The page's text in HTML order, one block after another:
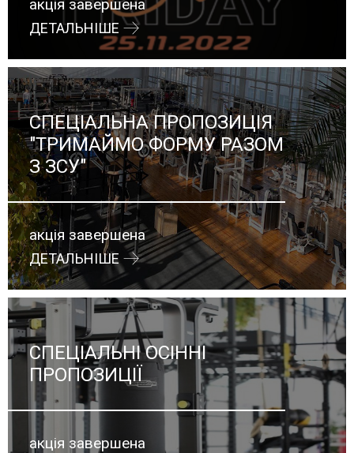
акція завершена
ДЕТАЛЬНІШЕ
СПЕЦІАЛЬНА ПРОПОЗИЦІЯ
"ТРИМАЙМО ФОРМУ РАЗОМ
З ЗСУ"
акція завершена
ДЕТАЛЬНІШЕ
СПЕЦІАЛЬНІ ОСІННІ
ПРОПОЗИЦІЇ
акція завершена